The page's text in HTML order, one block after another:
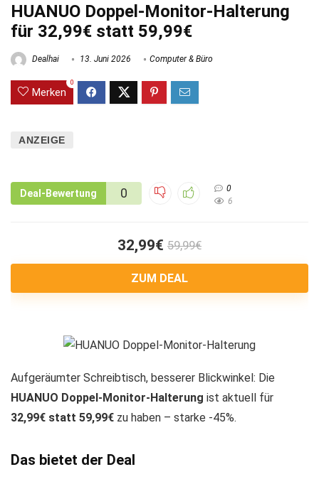
HUANUO Doppel-Monitor-Halterung
für 32,99€ statt 59,99€
Dealhai 13. Juni 2026 Computer & Büro
Merken
0
ANZEIGE
Deal-Bewertung 0
0
6
32,99€ 59,99€
ZUM DEAL
Aufgeräumter Schreibtisch, besserer Blickwinkel: Die
HUANUO Doppel-Monitor-Halterung ist aktuell für
32,99€ statt 59,99€ zu haben – starke -45%.
Das bietet der Deal